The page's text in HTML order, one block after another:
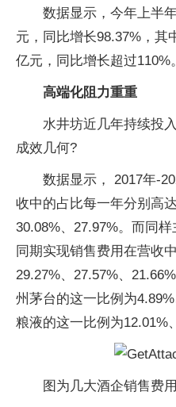
数据显示，今年上半
元，同比增长98.37%，其
亿元，同比增长超过110%。
高端化阻力重重
水井坊近几年持续投
成效几何?
数据显示， 2017年-
收中的占比每一年分别高
30.08%、27.97%。而同
同期实现销售费用在营收
29.27%、27.57%、
州茅台的这一比例为
粮液的这一比例为12.01%
图为几大酒企销售费